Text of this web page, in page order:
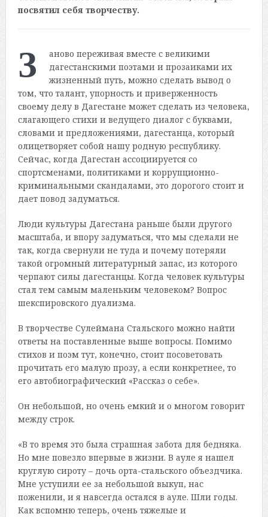
посвятил себя творчеству.
З
аново переживая вместе с великими
дагестанскими поэтами и прозаиками их
жизненный путь, можно сделать вывод о
том, что талант, упорность и приверженность
своему делу в Дагестане может сделать из человека,
слагающего стихи и ведущего диалог с буквами,
словами и предложениями, дагестанца, который
олицетворяет собой нашу родную республику.
Сейчас, когда Дагестан ассоциируется со
спортсменами, политиками и коррупционно-
криминальными скандалами, это дорогого стоит и
дает повод задуматься.
Люди культуры Дагестана раньше были другого
масштаба, и впору задуматься, что мы сделали не
так, когда свернули не туда и почему потеряли
такой огромный литературный запас, из которого
черпают силы дагестанцы. Когда человек культуры
стал тем самым маленьким человеком? Вопрос
шекспировского дуализма.
В творчестве Сулеймана Стальского можно найти
ответы на поставленные выше вопросы. Помимо
стихов и поэм тут, конечно, стоит посоветовать
прочитать его малую прозу, а если конкретнее, то
его автобиографический «Рассказ о себе».
Он небольшой, но очень емкий и о многом говорит
между строк.
«В то время это была страшная забота для бедняка.
Но мне повезло впервые в жизни. В ауле я нашел
круглую сироту – дочь орта-стальского объездчика.
Мне уступили ее за небольшой выкуп, нас
поженили, и я навсегда остался в ауле. Шли годы.
Как вспомню теперь, очень тяжелые и